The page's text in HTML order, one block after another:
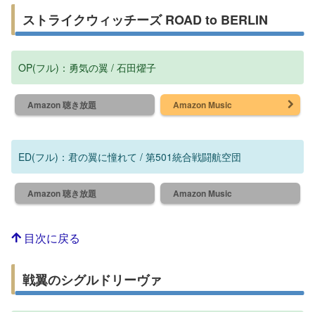
ストライクウィッチーズ ROAD to BERLIN
OP(フル)：勇気の翼 / 石田燿子
Amazon 聴き放題 Amazon Music
ED(フル)：君の翼に憧れて / 第501統合戦闘航空団
Amazon 聴き放題 Amazon Music
目次に戻る
戦翼のシグルドリーヴァ